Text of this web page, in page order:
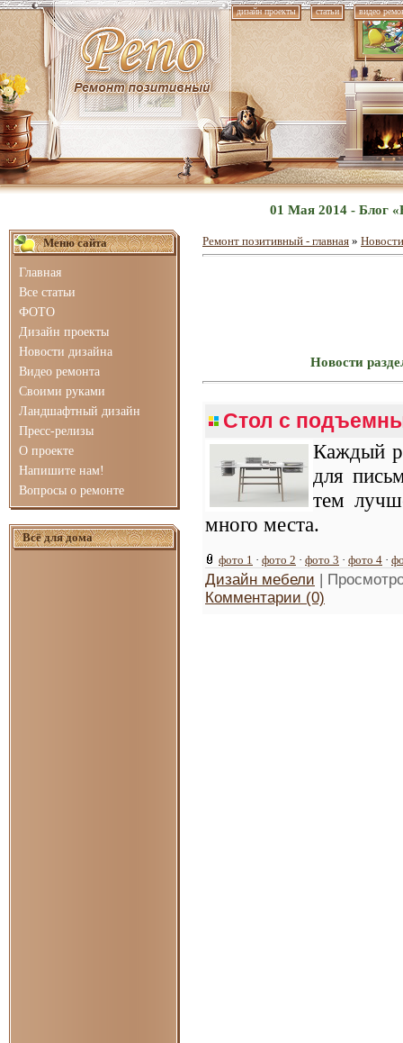
дизайн проекты статьи видео
01 Мая 2014 - Блог
Меню сайта
Главная
Все статьи
ФОТО
Дизайн проекты
Новости дизайна
Видео ремонта
Своими руками
Ландшафтный дизайн
Пресс-релизы
О проекте
Напишите нам!
Вопросы о ремонте
Всё для дома
Ремонт позитивный - главная »
Новости
Стол с
Каждый
для
тем
много места.
фото 1 · фото 2 · фото 3 · фото 4 ·
Дизайн мебели |
Комментарии (0)